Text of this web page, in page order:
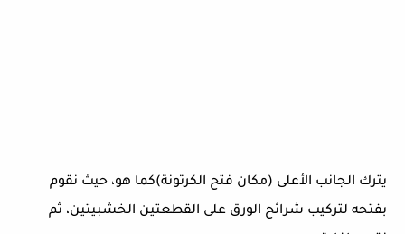
يترك الجانب الأعلى (مكان فتح الكرتونة)كما هو، حيث نقوم
بفتحه لتركيب شرائح الورق على القطعتين الخشبيتين، ثم